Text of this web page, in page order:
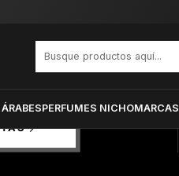
PERFUMES NICHOMARCAS